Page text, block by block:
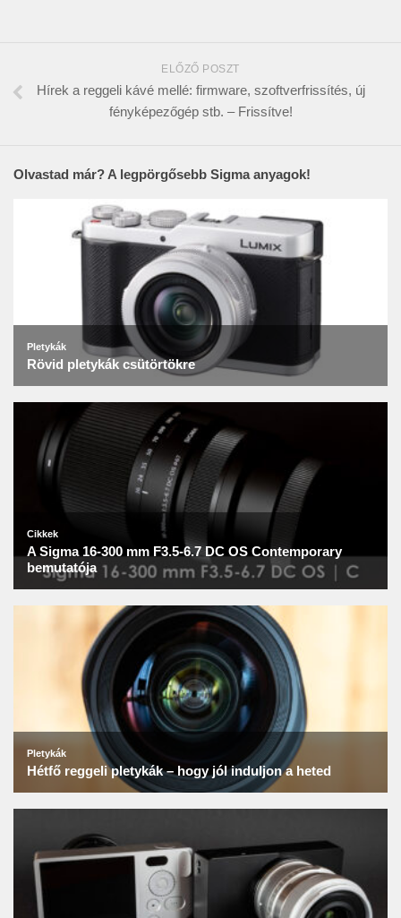
ELŐZŐ POSZT
Hírek a reggeli kávé mellé: firmware, szoftverfrissítés, új
fényképezőgép stb. – Frissítve!
Olvastad már? A legpörgősebb Sigma anyagok!